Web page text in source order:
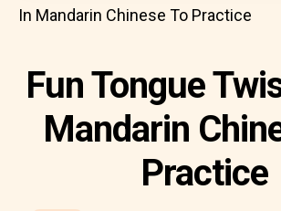
In Mandarin Chinese To Practice
Fun Tongue
Mandarin
Practice